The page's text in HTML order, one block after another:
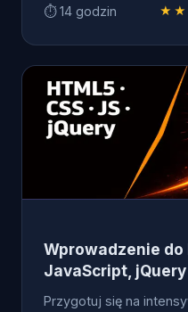
⏱ 14 godzin
OD ZERA DO .NET
Wprowadzenie do
JavaScript, jQuery
Przygotuj się na